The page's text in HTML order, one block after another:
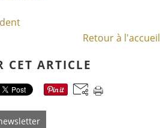
Retour à l'accueil
CET ARTICLE